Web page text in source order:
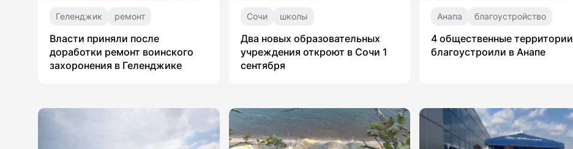
Геленджик ремонт
Власти приняли после
доработки ремонт воинского
захоронения в Геленджике
Сочи школы
Два новых образовательных
учреждения откроют в Сочи 1
сентября
Анапа благоустройство
4 общественные территории
благоустроили в Анапе